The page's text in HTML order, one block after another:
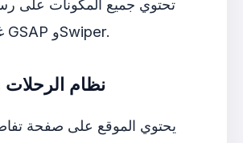
تحتوي جميع المكونات على
غنية بمكتبات GSAP وSwiper.
نظام الرحلات
يحتوي الموقع على صفحة